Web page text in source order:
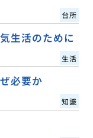
台所
生活のために
生活
必要か
知識